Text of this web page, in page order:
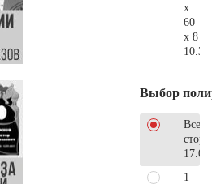
x
60
x 8
Выбор
Все
1